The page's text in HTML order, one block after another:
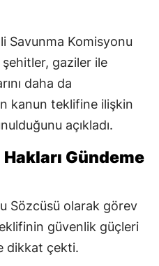
Savunma Komisyonu
gaziler ile
daha da
kanun teklifine ilişkin
açıkladı.
Gündeme
Sözcüsü olarak görev
güvenlik güçleri
dikkat çekti.